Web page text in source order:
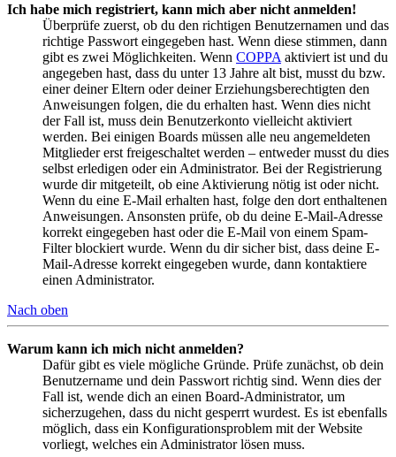
Ich habe mich registriert, kann mich aber nicht anmelden!
Überprüfe zuerst, ob du den richtigen Benutzernamen und das
richtige Passwort eingegeben hast. Wenn diese stimmen, dann
gibt es zwei Möglichkeiten. Wenn COPPA aktiviert ist und du
angegeben hast, dass du unter 13 Jahre alt bist, musst du bzw.
einer deiner Eltern oder deiner Erziehungsberechtigten den
Anweisungen folgen, die du erhalten hast. Wenn dies nicht
der Fall ist, muss dein Benutzerkonto vielleicht aktiviert
werden. Bei einigen Boards müssen alle neu angemeldeten
Mitglieder erst freigeschaltet werden – entweder musst du dies
selbst erledigen oder ein Administrator. Bei der Registrierung
wurde dir mitgeteilt, ob eine Aktivierung nötig ist oder nicht.
Wenn du eine E-Mail erhalten hast, folge den dort enthaltenen
Anweisungen. Ansonsten prüfe, ob du deine E-Mail-Adresse
korrekt eingegeben hast oder die E-Mail von einem Spam-
Filter blockiert wurde. Wenn du dir sicher bist, dass deine E-
Mail-Adresse korrekt eingegeben wurde, dann kontaktiere
einen Administrator.
Nach oben
Warum kann ich mich nicht anmelden?
Dafür gibt es viele mögliche Gründe. Prüfe zunächst, ob dein
Benutzername und dein Passwort richtig sind. Wenn dies der
Fall ist, wende dich an einen Board-Administrator, um
sicherzugehen, dass du nicht gesperrt wurdest. Es ist ebenfalls
möglich, dass ein Konfigurationsproblem mit der Website
vorliegt, welches ein Administrator lösen muss.